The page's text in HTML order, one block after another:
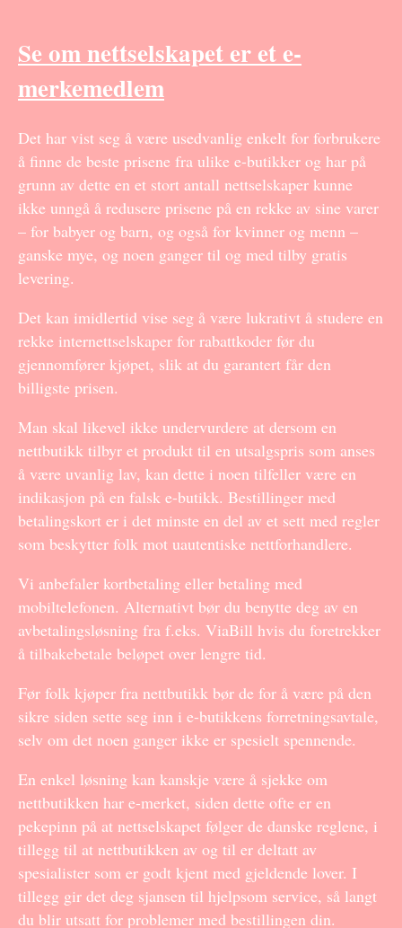
Se om nettselskapet er et e-
merkemedlem
Det har vist seg å være usedvanlig enkelt for forbrukere
å finne de beste prisene fra ulike e-butikker og har på
grunn av dette en et stort antall nettselskaper kunne
ikke unngå å redusere prisene på en rekke av sine varer
– for babyer og barn, og også for kvinner og menn –
ganske mye, og noen ganger til og med tilby gratis
levering.
Det kan imidlertid vise seg å være lukrativt å studere en
rekke internettselskaper for rabattkoder før du
gjennomfører kjøpet, slik at du garantert får den
billigste prisen.
Man skal likevel ikke undervurdere at dersom en
nettbutikk tilbyr et produkt til en utsalgspris som anses
å være uvanlig lav, kan dette i noen tilfeller være en
indikasjon på en falsk e-butikk. Bestillinger med
betalingskort er i det minste en del av et sett med regler
som beskytter folk mot uautentiske nettforhandlere.
Vi anbefaler kortbetaling eller betaling med
mobiltelefonen. Alternativt bør du benytte deg av en
avbetalingsløsning fra f.eks. ViaBill hvis du foretrekker
å tilbakebetale beløpet over lengre tid.
Før folk kjøper fra nettbutikk bør de for å være på den
sikre siden sette seg inn i e-butikkens forretningsavtale,
selv om det noen ganger ikke er spesielt spennende.
En enkel løsning kan kanskje være å sjekke om
nettbutikken har e-merket, siden dette ofte er en
pekepinn på at nettselskapet følger de danske reglene, i
tillegg til at nettbutikken av og til er deltatt av
spesialister som er godt kjent med gjeldende lover. I
tillegg gir det deg sjansen til hjelpsom service, så langt
du blir utsatt for problemer med bestillingen din.